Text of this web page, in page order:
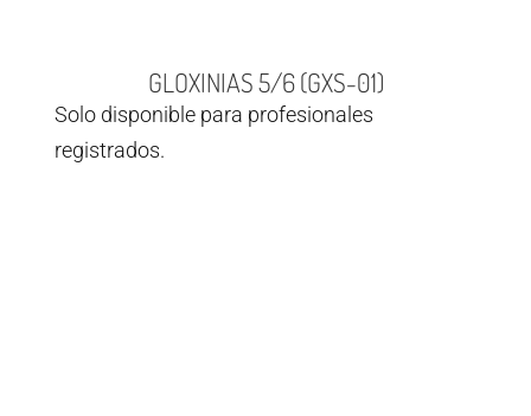
GLOXINIAS 5/6 (GXS-01)
Solo disponible para profesionales
registrados.